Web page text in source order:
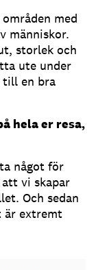
med
människor.
storlek och
ute under
till en bra
hela er resa,
något för
vi skapar
Och sedan
är extremt